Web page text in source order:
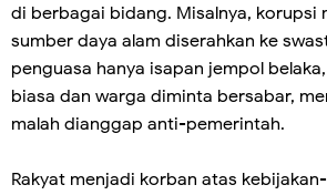
di berbagai bidang. Misalnya, korupsi
sumber daya alam diserahkan ke
penguasa hanya isapan jempol
biasa dan warga diminta bersabar,
malah dianggap anti-pemerintah.
Rakyat menjadi korban atas